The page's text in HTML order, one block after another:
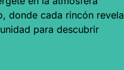
donde cada rincón revela
para descubrir